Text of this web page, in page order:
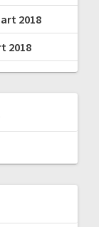
2018
2018